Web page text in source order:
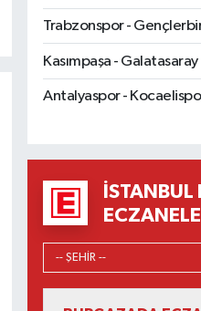
Trabzonspor -
Kasımpaşa - Galatasaray
Antalyaspor -
İSTANBUL